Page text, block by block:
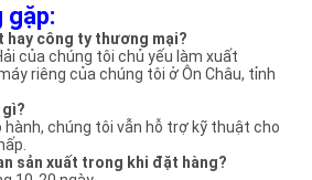
gặp:
hay công ty thương mại?
của chúng tôi chủ yếu làm xuất
riêng của chúng tôi ở Ôn Châu, tỉnh
gì?
hành, chúng tôi vẫn hỗ trợ kỹ thuật cho
sản xuất trong khi đặt hàng?